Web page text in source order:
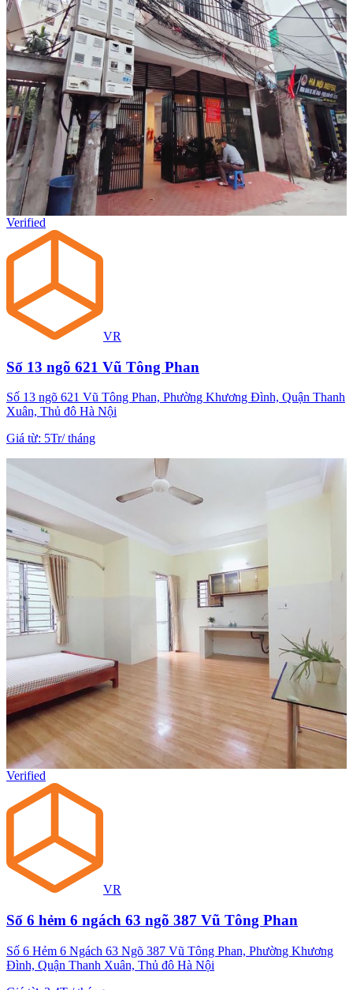
Verified
VR
Số 13 ngõ 621 Vũ Tông Phan
Số 13 ngõ 621 Vũ Tông Phan, Phường Khương Đình, Quận Thanh
Xuân, Thủ đô Hà Nội
Giá từ: 5Tr/tháng
Verified
VR
Số 6 hẻm 6 ngách 63 ngõ 387 Vũ Tông Phan
Số 6 Hẻm 6 Ngách 63 Ngõ 387 Vũ Tông Phan, Phường Khương
Đình, Quận Thanh Xuân, Thủ đô Hà Nội